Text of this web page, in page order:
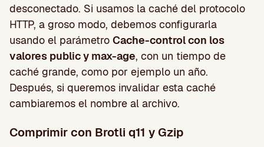
desconectado. Si usamos la caché del protocolo
HTTP, a groso modo, debemos configurarla
usando el parámetro Cache-control con los
valores public y max-age, con un tiempo de
caché grande, como por ejemplo un año.
Después, si queremos invalidar esta caché
cambiaremos el nombre al archivo.
Comprimir con Brotli q11 y Gzip